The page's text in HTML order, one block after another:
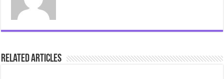
Related Articles